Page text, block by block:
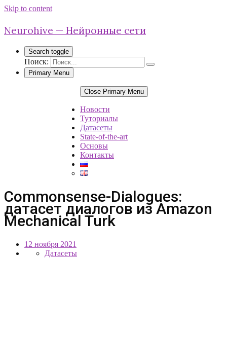
Skip to content
Neurohive — Нейронные сети
Search toggle
Поиск:
Primary Menu
Close Primary Menu
Новости
Туториалы
Датасеты
State-of-the-art
Основы
Контакты
Commonsense-Dialogues:
датасет диалогов из Amazon
Mechanical Turk
12 ноября 2021
Датасеты